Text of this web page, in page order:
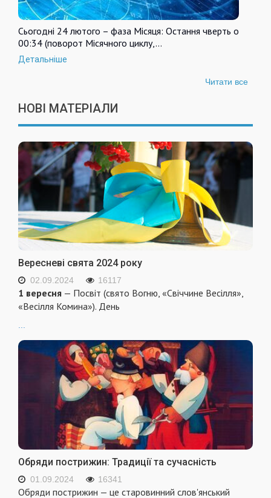
Сьогодні 24 лютого – фаза Місяця: Остання чверть о
00:34 (поворот Місячного циклу,…
Детальніше
Читати все
НОВІ МАТЕРІАЛИ
Вересневі свята 2024 року
02.09.2024 16117
1 вересня — Посвіт (свято Вогню, «Свіччине Весілля»,
«Весілля Комина»). День
...
Обряди пострижин: Традиції та сучасність
01.09.2024 16341
Обряди пострижин — це старовинний слов'янський